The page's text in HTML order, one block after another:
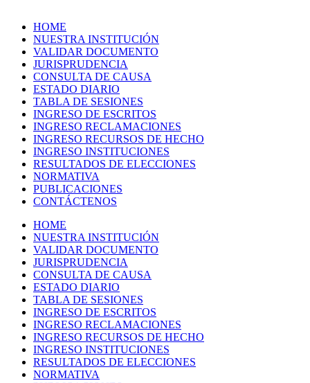
HOME
NUESTRA INSTITUCIÓN
VALIDAR DOCUMENTO
JURISPRUDENCIA
CONSULTA DE CAUSA
ESTADO DIARIO
TABLA DE SESIONES
INGRESO DE ESCRITOS
INGRESO RECLAMACIONES
INGRESO RECURSOS DE HECHO
INGRESO INSTITUCIONES
RESULTADOS DE ELECCIONES
NORMATIVA
PUBLICACIONES
CONTÁCTENOS
HOME
NUESTRA INSTITUCIÓN
VALIDAR DOCUMENTO
JURISPRUDENCIA
CONSULTA DE CAUSA
ESTADO DIARIO
TABLA DE SESIONES
INGRESO DE ESCRITOS
INGRESO RECLAMACIONES
INGRESO RECURSOS DE HECHO
INGRESO INSTITUCIONES
RESULTADOS DE ELECCIONES
NORMATIVA